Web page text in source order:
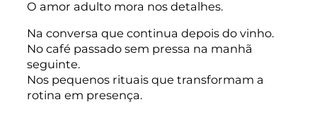
O amor adulto mora nos detalhes.
Na conversa que continua depois do vinho.
No café passado sem pressa na manhã
seguinte.
Nos pequenos rituais que transformam a
rotina em presença.